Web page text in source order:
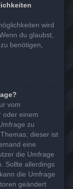
wird
du glaubst,
benötigen,
vom
oder einem
zu
dieser ist
eine
die Umfrage
Sollte allerdings
die Umfrage
geändert